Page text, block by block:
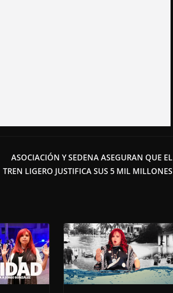
ASOCIACIÓN Y SEDENA ASEGURAN QUE EL
TREN LIGERO JUSTIFICA SUS 5 MIL MILLONES